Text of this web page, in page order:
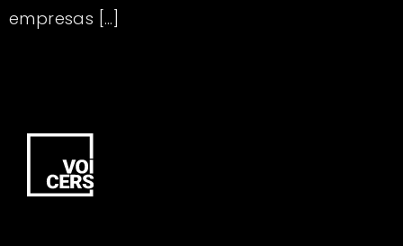
empresas […]